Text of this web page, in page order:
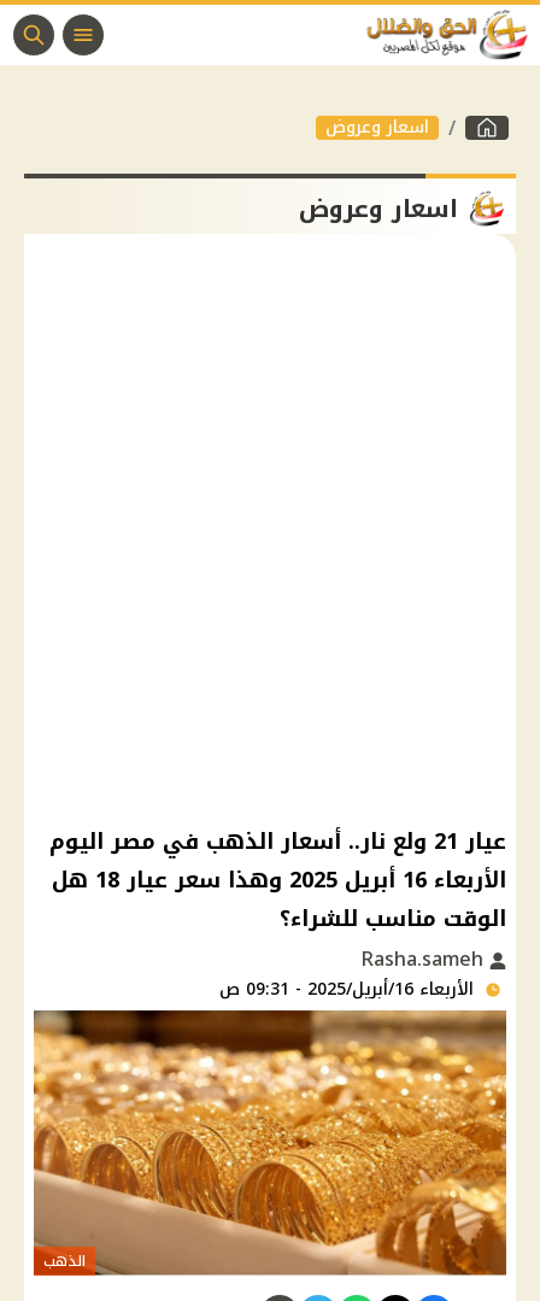
اسعار وعروض
اسعار وعروض
عيار 21 ولع نار.. أسعار الذهب في مصر اليوم
الأربعاء 16 أبريل 2025 وهذا سعر عيار 18 هل
الوقت مناسب للشراء؟
الأربعاء 16/أبريل/2025 - 09:31 ص
الذهب